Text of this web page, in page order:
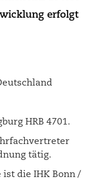
erfolgt
HRB 4701.
tätig.
die IHK Bonn /